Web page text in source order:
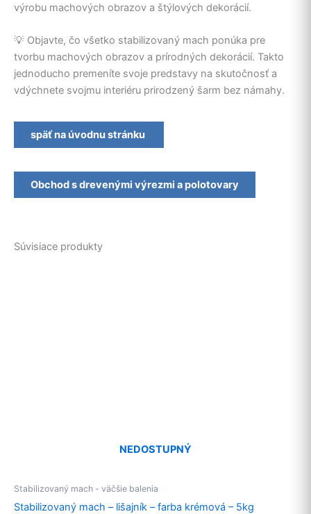
výrobu machových obrazov a štýlových dekorácií.
💡 Objavte, čo všetko stabilizovaný mach ponúka pre
tvorbu machových obrazov a prírodných dekorácií. Takto
jednoducho premeníte svoje predstavy na skutočnosť a
vdýchnete svojmu interiéru prirodzený šarm bez námahy.
Súvisiace produkty
NEDOSTUPNÝ
Stabilizovaný mach - väčšie balenia
Stabilizovaný mach – lišajník – farba krémová – 5kg